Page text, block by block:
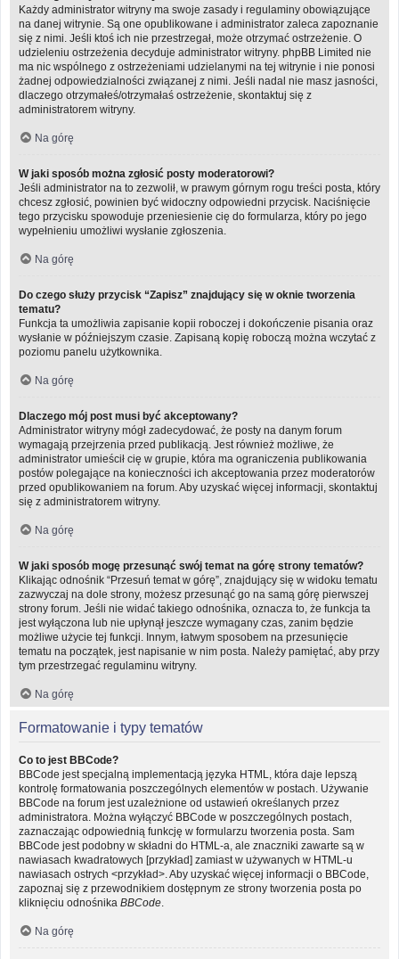
Każdy administrator witryny ma swoje zasady i regulaminy obowiązujące
na danej witrynie. Są one opublikowane i administrator zaleca zapoznanie
się z nimi. Jeśli ktoś ich nie przestrzegał, może otrzymać ostrzeżenie. O
udzieleniu ostrzeżenia decyduje administrator witryny. phpBB Limited nie
ma nic wspólnego z ostrzeżeniami udzielanymi na tej witrynie i nie ponosi
żadnej odpowiedzialności związanej z nimi. Jeśli nadal nie masz jasności,
dlaczego otrzymałeś/otrzymałaś ostrzeżenie, skontaktuj się z
administratorem witryny.
Na górę
W jaki sposób można zgłosić posty moderatorowi?
Jeśli administrator na to zezwolił, w prawym górnym rogu treści posta, który
chcesz zgłosić, powinien być widoczny odpowiedni przycisk. Naciśnięcie
tego przycisku spowoduje przeniesienie cię do formularza, który po jego
wypełnieniu umożliwi wysłanie zgłoszenia.
Na górę
Do czego służy przycisk “Zapisz” znajdujący się w oknie tworzenia
tematu?
Funkcja ta umożliwia zapisanie kopii roboczej i dokończenie pisania oraz
wysłanie w późniejszym czasie. Zapisaną kopię roboczą można wczytać z
poziomu panelu użytkownika.
Na górę
Dlaczego mój post musi być akceptowany?
Administrator witryny mógł zadecydować, że posty na danym forum
wymagają przejrzenia przed publikacją. Jest również możliwe, że
administrator umieścił cię w grupie, która ma ograniczenia publikowania
postów polegające na konieczności ich akceptowania przez moderatorów
przed opublikowaniem na forum. Aby uzyskać więcej informacji, skontaktuj
się z administratorem witryny.
Na górę
W jaki sposób mogę przesunąć swój temat na górę strony tematów?
Klikając odnośnik “Przesuń temat w górę”, znajdujący się w widoku tematu
zazwyczaj na dole strony, możesz przesunąć go na samą górę pierwszej
strony forum. Jeśli nie widać takiego odnośnika, oznacza to, że funkcja ta
jest wyłączona lub nie upłynął jeszcze wymagany czas, zanim będzie
możliwe użycie tej funkcji. Innym, łatwym sposobem na przesunięcie
tematu na początek, jest napisanie w nim posta. Należy pamiętać, aby przy
tym przestrzegać regulaminu witryny.
Na górę
Formatowanie i typy tematów
Co to jest BBCode?
BBCode jest specjalną implementacją języka HTML, która daje lepszą
kontrolę formatowania poszczególnych elementów w postach. Używanie
BBCode na forum jest uzależnione od ustawień określanych przez
administratora. Można wyłączyć BBCode w poszczególnych postach,
zaznaczając odpowiednią funkcję w formularzu tworzenia posta. Sam
BBCode jest podobny w składni do HTML-a, ale znaczniki zawarte są w
nawiasach kwadratowych [przykład] zamiast w używanych w HTML-u
nawiasach ostrych <przykład>. Aby uzyskać więcej informacji o BBCode,
zapoznaj się z przewodnikiem dostępnym ze strony tworzenia posta po
kliknięciu odnośnika BBCode
Na górę